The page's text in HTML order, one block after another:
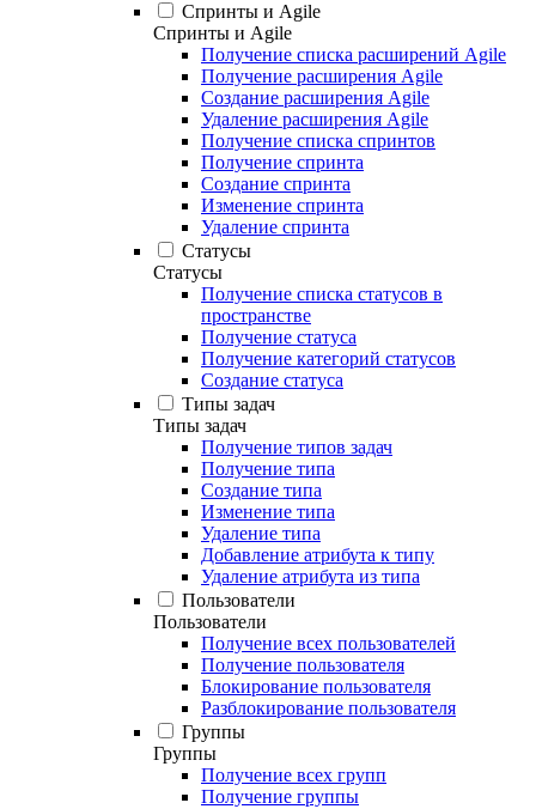
Спринты и Agile
Спринты и Agile
Получение списка расширений Agile
Получение расширения Agile
Создание расширения Agile
Удаление расширения Agile
Получение списка спринтов
Получение спринта
Создание спринта
Изменение спринта
Удаление спринта
Статусы
Статусы
Получение списка статусов в
пространстве
Получение статуса
Получение категорий статусов
Создание статуса
Типы задач
Типы задач
Получение типов задач
Получение типа
Создание типа
Изменение типа
Удаление типа
Добавление атрибута к типу
Удаление атрибута из типа
Пользователи
Пользователи
Получение всех пользователей
Получение пользователя
Блокирование пользователя
Разблокирование пользователя
Группы
Группы
Получение всех групп
Получение группы